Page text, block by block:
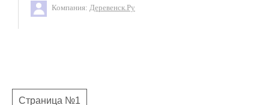
Компания: Деревенск.Ру
Страница №1